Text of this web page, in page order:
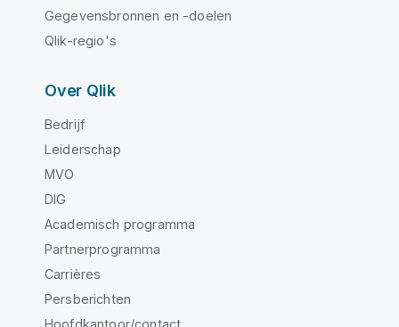
Gegevensbronnen en -doelen
Qlik-regio's
Over Qlik
Bedrijf
Leiderschap
MVO
DIG
Academisch programma
Partnerprogramma
Carrières
Persberichten